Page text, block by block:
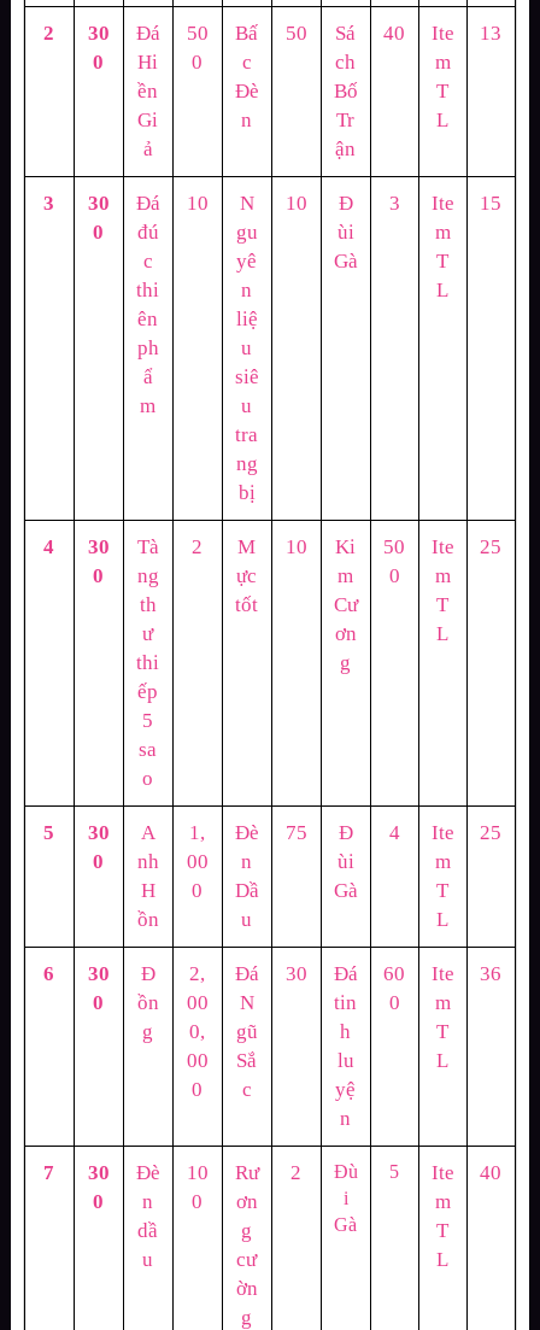
2
30
0
Đá
Hi
ền
Gi
ả
50
0
Bấ
c
Đè
n
50
Sá
ch
Bố
Tr
ận
40
Ite
m
T
L
13
3
30
0
Đá
đú
c
thi
ên
ph
ẩ
m
10
N
gu
yê
n
liệ
u
siê
u
tra
ng
bị
10
Đ
ùi
Gà
3
Ite
m
T
L
15
4
30
0
Tà
ng
th
ư
thi
ếp
5
sa
o
2
M
ực
tốt
10
Ki
m
Cư
ơn
g
50
0
Ite
m
T
L
25
5
30
0
A
nh
H
ồn
1,
00
0
Đè
n
Dầ
u
75
Đ
ùi
Gà
4
Ite
m
T
L
25
6
30
0
Đ
ồn
g
2,
00
0,
00
0
Đá
N
gũ
Sắ
c
30
Đá
tin
h
lu
yệ
n
60
0
Ite
m
T
L
36
7
30
0
Đè
n
dầ
u
10
0
Rư
ơn
g
cư
ờn
g
2
Đù
i
Gà
5
Ite
m
T
L
40